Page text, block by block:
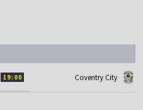
19:00 Coventry City